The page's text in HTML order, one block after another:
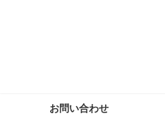
お問い合わせ